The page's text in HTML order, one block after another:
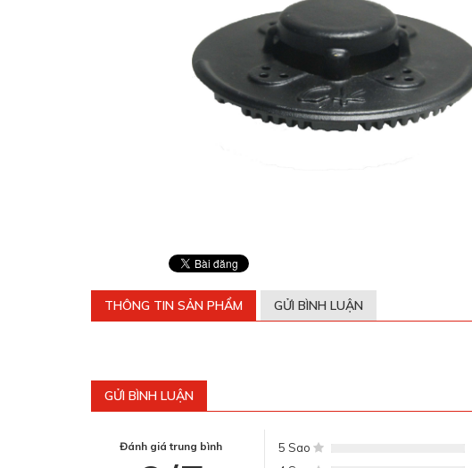
THÔNG TIN SẢN PHẨM GỬI BÌNH LUẬN
GỬI BÌNH LUẬN
Đánh giá trung bình 5 Sao